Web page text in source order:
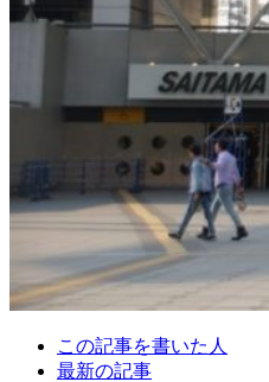
following
この記事を書いた人
最新の記事